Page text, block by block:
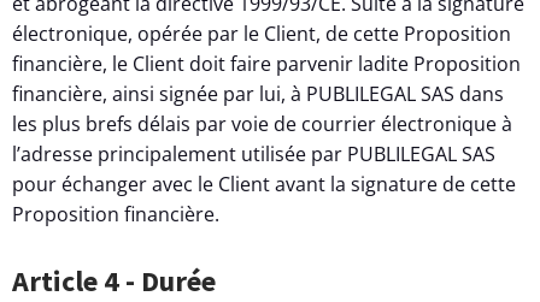
électronique, opérée par le Client, de cette Proposition
financière, le Client doit faire parvenir ladite Proposition
financière, ainsi signée par lui, à PUBLILEGAL SAS dans
les plus brefs délais par voie de courrier électronique à
l’adresse principalement utilisée par PUBLILEGAL SAS
pour échanger avec le Client avant la signature de cette
Proposition financière.
Article 4 - Durée